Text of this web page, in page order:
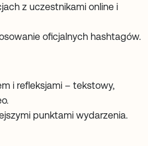
z uczestnikami online i
oficjalnych hashtagów.
i refleksjami – tekstowy,
punktami wydarzenia.